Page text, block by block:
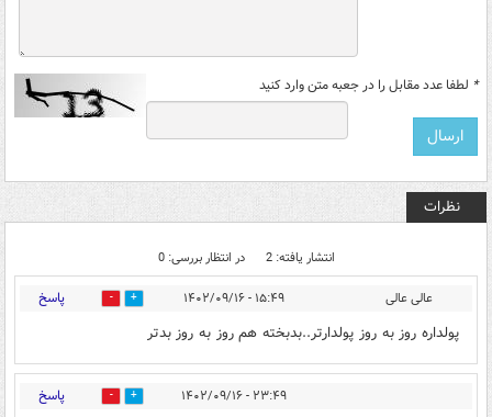
* لطفا عدد مقابل را در جعبه متن وارد کنید
نظرات
انتشار یافته: 2 در انتظار بررسی: 0
عالی عالی ۱۵:۴۹ - ۱۴۰۲/۰۹/۱۶ 0 پاسخ
پولداره روز به روز پولدارتر..بدبخته هم روز به روز بدتر
۲۳:۴۹ - ۱۴۰۲/۰۹/۱۶ 0 پاسخ